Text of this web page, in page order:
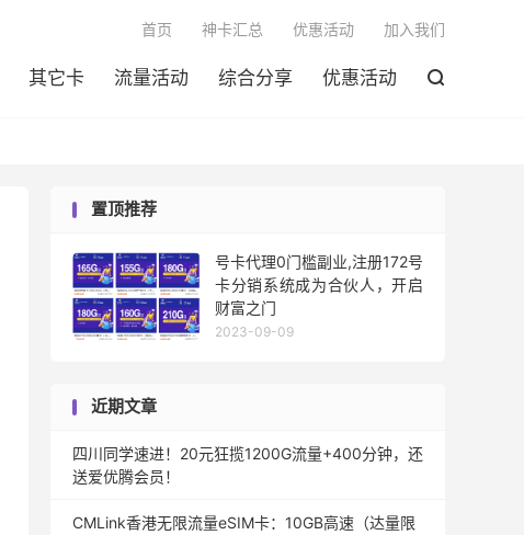
其它卡 流量活动 综合分享 优惠活动 
首页 神卡汇总 优惠活动 加入我们
置顶推荐
号卡代理0门槛副业,注册172号
卡分销系统成为合伙人，开启
财富之门
2023-09-09
近期文章
四川同学速进！20元狂揽1200G流量+400分钟，还
送爱优腾会员！
CMLink香港无限流量eSIM卡：10GB高速（达量限